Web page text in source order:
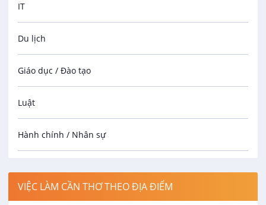
IT
Du lịch
Giáo dục / Đào tạo
Luật
Hành chính / Nhân sự
Spa
VIỆC LÀM CẦN THƠ THEO ĐỊA ĐIỂM